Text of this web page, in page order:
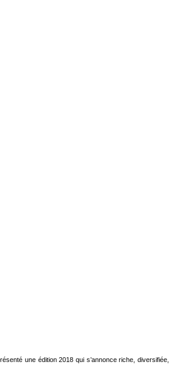
une édition 2018 qui s’annonce riche, diversifiée,